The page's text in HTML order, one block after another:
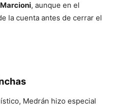
, aunque en el
la cuenta antes de cerrar el
Medrán hizo especial